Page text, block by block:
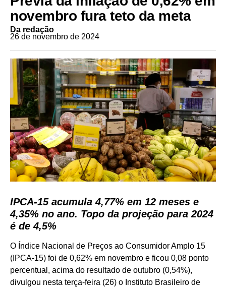
novembro fura teto da meta
Da redação
26 de novembro de 2024
IPCA-15 acumula 4,77% em 12 meses e
4,35% no ano. Topo da projeção para 2024
é de 4,5%
O Índice Nacional de Preços ao Consumidor Amplo 15
(IPCA-15) foi de 0,62% em novembro e ficou 0,08 ponto
percentual, acima do resultado de outubro (0,54%),
divulgou nesta terça-feira (26) o Instituto Brasileiro de